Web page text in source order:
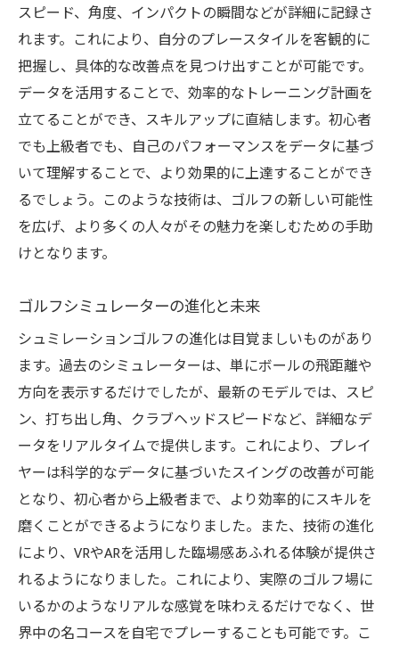
スピード、角度、インパクトの瞬間などが詳細に記録さ
れます。これにより、自分のプレースタイルを客観的に
把握し、具体的な改善点を見つけ出すことが可能です。
データを活用することで、効率的なトレーニング計画を
立てることができ、スキルアップに直結します。初心者
でも上級者でも、自己のパフォーマンスをデータに基づ
いて理解することで、より効果的に上達することができ
るでしょう。このような技術は、ゴルフの新しい可能性
を広げ、より多くの人々がその魅力を楽しむための手助
けとなります。
ゴルフシミュレーターの進化と未来
シュミレーションゴルフの進化は目覚ましいものがあり
ます。過去のシミュレーターは、単にボールの飛距離や
方向を表示するだけでしたが、最新のモデルでは、スピ
ン、打ち出し角、クラブヘッドスピードなど、詳細なデ
ータをリアルタイムで提供します。これにより、プレイ
ヤーは科学的なデータに基づいたスイングの改善が可能
となり、初心者から上級者まで、より効率的にスキルを
磨くことができるようになりました。また、技術の進化
により、VRやARを活用した臨場感あふれる体験が提供さ
れるようになりました。これにより、実際のゴルフ場に
いるかのようなリアルな感覚を味わえるだけでなく、世
界中の名コースを自宅でプレーすることも可能です。こ